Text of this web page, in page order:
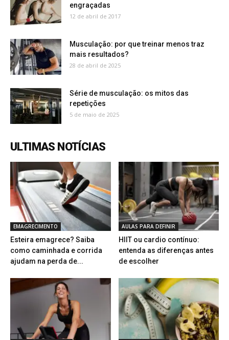
engraçadas
12 de abril de 2017
Musculação: por que treinar menos traz
mais resultados?
28 de abril de 2025
Série de musculação: os mitos das
repetições
5 de maio de 2025
ULTIMAS NOTÍCIAS
EMAGRECIMENTO
Esteira emagrece? Saiba
como caminhada e corrida
ajudam na perda de...
AULAS PARA DEFINIR
HIIT ou cardio contínuo:
entenda as diferenças antes
de escolher